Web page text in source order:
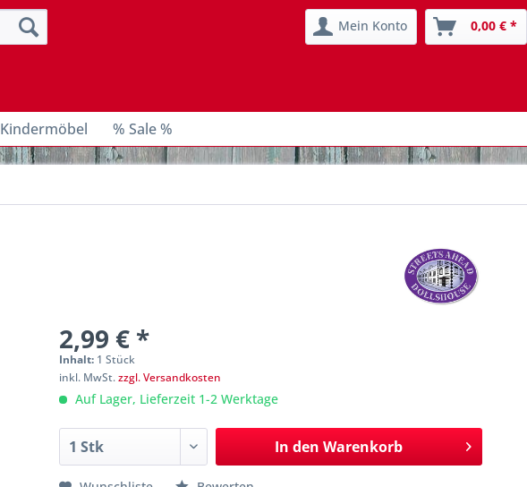
Mein Konto 0,00 € *
Kindermöbel % Sale %
2,99 € *
Inhalt: 1 Stück
inkl. MwSt.zzgl. Versandkosten
Auf Lager, Lieferzeit 1-2 Werktage
In den Warenkorb